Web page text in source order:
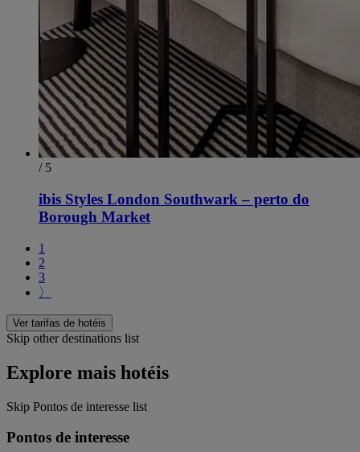
/ 5
ibis Styles London Southwark – perto do
Borough Market
1
2
3
〉
Ver tarifas de hotéis
Skip other destinations list
Explore mais hotéis
Skip Pontos de interesse list
Pontos de interesse